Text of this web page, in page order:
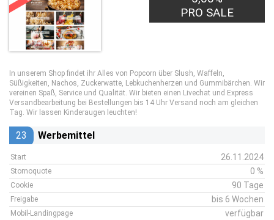
PRO SALE
In unserem Shop findet ihr Alles von Popcorn über Slush, Waffeln,
Süßigkeiten, Nachos, Zuckerwatte, Lebkuchenherzen und Gummibärchen. Wir
vereinen Spaß, Service und Qualität. Wir bieten einen Livechat und Express
Versandbearbeitung bei Bestellungen bis 14 Uhr Versand noch am gleichen
Tag. Wir lassen Kinderaugen leuchten!
23 Werbemittel
Start 26.11.2024
Stornoquote 0 %
Cookie 90 Tage
Freigabe bis 6 Wochen
Mobil-Landingpage verfügbar